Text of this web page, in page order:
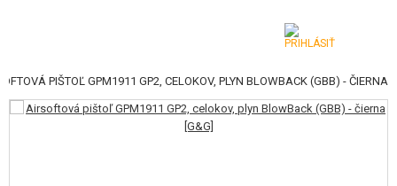
KATEGÓRIE
PIŠTOĽ GPM1911 GP2, CELOKOV, PLYN BLOWBACK (GBB) - ČIERNA